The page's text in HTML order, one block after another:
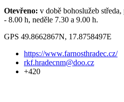
Otevřeno: v době bohoslužeb
- 8.00 h, neděle 7.30 a 9.00 h.
GPS 49.8662867N, 17.8758497E
https://www.farnosthradec.cz/
rkf.hradecnm@doo.cz
+420